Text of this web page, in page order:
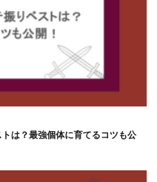
トは？最強個体に育てるコツも公